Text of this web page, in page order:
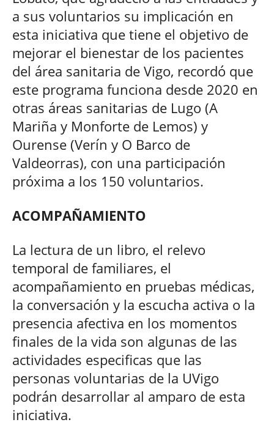
a sus voluntarios su implicación en
esta iniciativa que tiene el objetivo de
mejorar el bienestar de los pacientes
del área sanitaria de Vigo, recordó que
este programa funciona desde 2020 en
otras áreas sanitarias de Lugo (A
Mariña y Monforte de Lemos) y
Ourense (Verín y O Barco de
Valdeorras), con una participación
próxima a los 150 voluntarios.
ACOMPAÑAMIENTO
La lectura de un libro, el relevo
temporal de familiares, el
acompañamiento en pruebas médicas,
la conversación y la escucha activa o la
presencia afectiva en los momentos
finales de la vida son algunas de las
actividades especificas que las
personas voluntarias de la UVigo
podrán desarrollar al amparo de esta
iniciativa.